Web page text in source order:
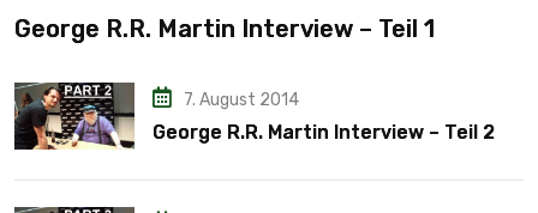
George R.R. Martin Interview – Teil 1
7. August 2014
George R.R. Martin Interview – Teil 2